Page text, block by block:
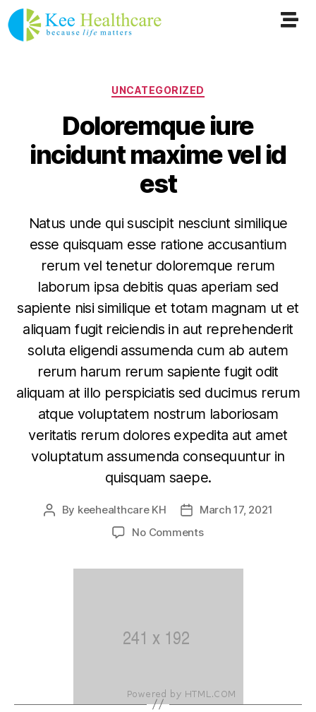
UNCATEGORIZED
Doloremque iure
incidunt maxime vel id
est
Natus unde qui suscipit nesciunt similique
esse quisquam esse ratione accusantium
rerum vel tenetur doloremque rerum
laborum ipsa debitis quas aperiam sed
sapiente nisi similique et totam magnam ut et
aliquam fugit reiciendis in aut reprehenderit
soluta eligendi assumenda cum ab autem
rerum harum rerum sapiente fugit odit
aliquam at illo perspiciatis sed ducimus rerum
atque voluptatem nostrum laboriosam
veritatis rerum dolores expedita aut amet
voluptatum assumenda consequuntur in
quisquam saepe.
By keehealthcare KH
March 17, 2021
No Comments